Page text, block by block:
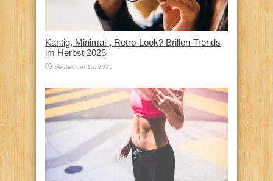
Kantig, Minimal-, Retro-Look? Brillen-Trends
im Herbst 2025
September 15, 2025